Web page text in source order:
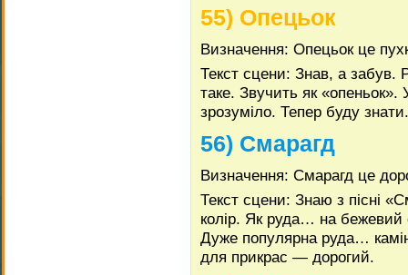
55) Опецьок
Визначення: Опецьок це
Текст сцени: Знав, а
таке. Звучить як
зрозуміло. Тепер буду знати.
56) Смарагд
Визначення: Смарагд це
Текст сцени: Знаю з пісні
колір. Як руда… на
Дуже популярна руда…
для прикрас — дорогий.